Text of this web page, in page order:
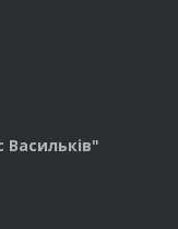
Васильків"